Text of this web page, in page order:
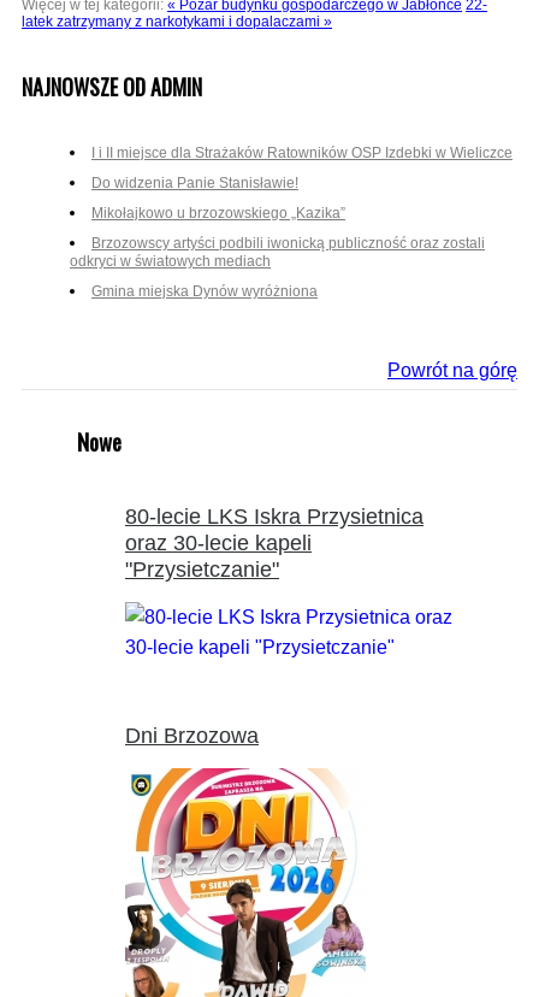
Więcej w tej kategorii: « Pożar budynku gospodarczego w Jabłonce 22-
latek zatrzymany z narkotykami i dopalaczami »
NAJNOWSZE OD ADMIN
I i II miejsce dla Strażaków Ratowników OSP Izdebki w Wieliczce
Do widzenia Panie Stanisławie!
Mikołajkowo u brzozowskiego „Kazika”
Brzozowscy artyści podbili iwonicką publiczność oraz zostali
odkryci w światowych mediach
Gmina miejska Dynów wyróżniona
Powrót na górę
Nowe
80-lecie LKS Iskra Przysietnica
oraz 30-lecie kapeli
"Przysietczanie"
Dni Brzozowa